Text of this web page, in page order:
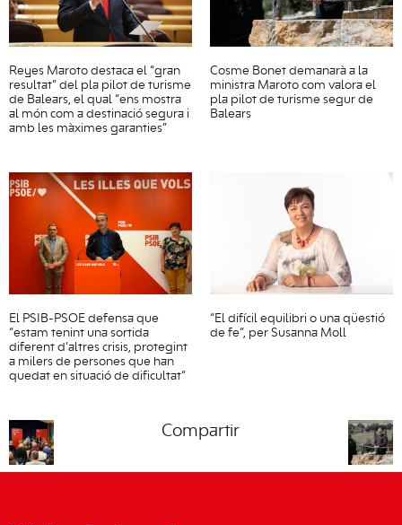
Reyes Maroto destaca el “gran
resultat” del pla pilot de turisme
de Balears, el qual “ens mostra
al món com a destinació segura i
amb les màximes garanties”
Cosme Bonet demanarà a la
ministra Maroto com valora el
pla pilot de turisme segur de
Balears
El PSIB-PSOE defensa que
“estam tenint una sortida
diferent d’altres crisis, protegint
a milers de persones que han
quedat en situació de dificultat”
“El difícil equilibri o una qüestió
de fe”, per Susanna Moll
Compartir